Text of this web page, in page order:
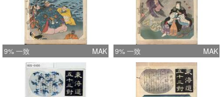
9% 一致 MAK 9% 一致 MAK